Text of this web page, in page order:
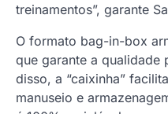
treinamentos”, garante
O formato bag-in-box
que garante a qualidade
disso, a “caixinha”
manuseio e